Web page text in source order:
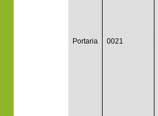
Portaria 0021